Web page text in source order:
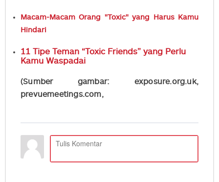
Macam-Macam Orang "Toxic" yang Harus Kamu
Hindari
11 Tipe Teman “Toxic Friends” yang Perlu
Kamu Waspadai
(Sumber gambar: exposure.org.uk,
prevuemeetings.com,